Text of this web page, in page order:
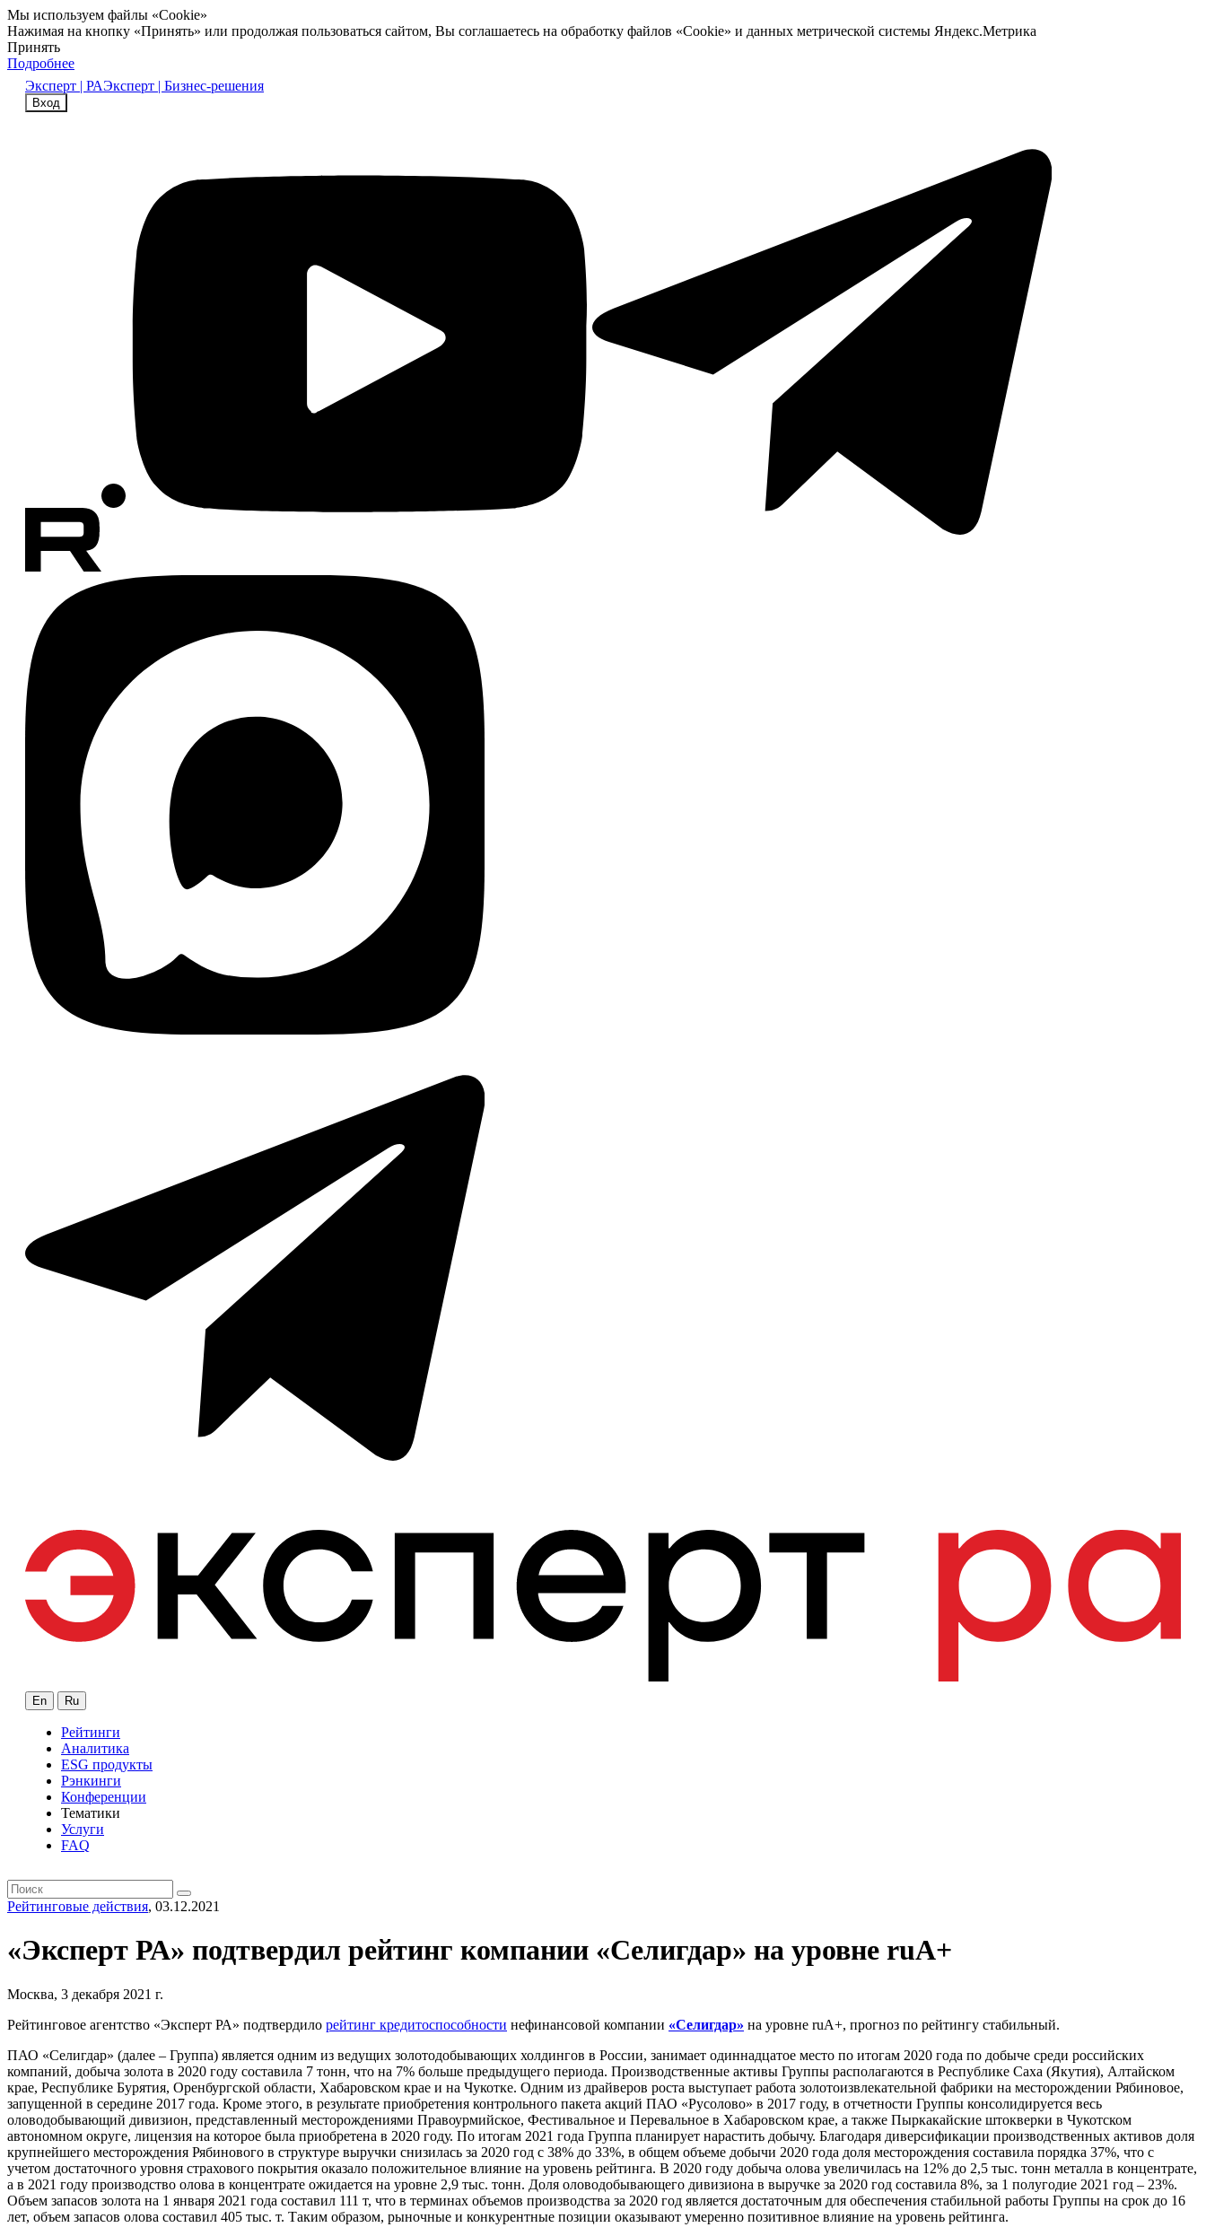
Мы используем файлы «Cookie»
Нажимая на кнопку «Принять» или продолжая пользоваться сайтом, Вы соглашаетесь на обработку файлов «Cookie» и данных метрической системы Яндекс.Метрика
Принять
Подробнее
Эксперт | РАЭксперт | Бизнес-решения
Вход
En Ru
Рейтинги
Аналитика
ESG продукты
Рэнкинги
Конференции
Тематики
Услуги
FAQ
Рейтинговые действия, 03.12.2021
«Эксперт РА» подтвердил рейтинг компании «Селигдар» на уровне ruА+
Москва, 3 декабря 2021 г.
Рейтинговое агентство «Эксперт РА» подтвердило рейтинг кредитоспособности нефинансовой компании «Селигдар» на уровне ruА+, прогноз по рейтингу стабильный.
ПАО «Селигдар» (далее – Группа) является одним из ведущих золотодобывающих холдингов в России, занимает одиннадцатое место по итогам 2020 года по добыче среди российских
компаний, добыча золота в 2020 году составила 7 тонн, что на 7% больше предыдущего периода. Производственные активы Группы располагаются в Республике Саха (Якутия), Алтайском
крае, Республике Бурятия, Оренбургской области, Хабаровском крае и на Чукотке. Одним из драйверов роста выступает работа золотоизвлекательной фабрики на месторождении Рябиновое,
запущенной в середине 2017 года. Кроме этого, в результате приобретения контрольного пакета акций ПАО «Русолово» в 2017 году, в отчетности Группы консолидируется весь
оловодобывающий дивизион, представленный месторождениями Правоурмийское, Фестивальное и Перевальное в Хабаровском крае, а также Пыркакайские штокверки в Чукотском
автономном округе, лицензия на которое была приобретена в 2020 году. По итогам 2021 года Группа планирует нарастить добычу. Благодаря диверсификации производственных активов доля
крупнейшего месторождения Рябинового в структуре выручки снизилась за 2020 год с 38% до 33%, в общем объеме добычи 2020 года доля месторождения составила порядка 37%, что с
учетом достаточного уровня страхового покрытия оказало положительное влияние на уровень рейтинга. В 2020 году добыча олова увеличилась на 12% до 2,5 тыс. тонн металла в концентрате,
а в 2021 году производство олова в концентрате ожидается на уровне 2,9 тыс. тонн. Доля оловодобывающего дивизиона в выручке за 2020 год составила 8%, за 1 полугодие 2021 год – 23%.
Объем запасов золота на 1 января 2021 года составил 111 т, что в терминах объемов производства за 2020 год является достаточным для обеспечения стабильной работы Группы на срок до 16
лет, объем запасов олова составил 405 тыс. т. Таким образом, рыночные и конкурентные позиции оказывают умеренно позитивное влияние на уровень рейтинга.